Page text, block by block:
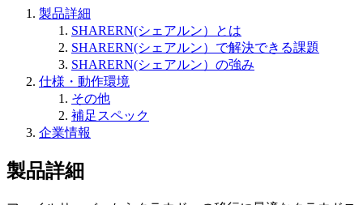
製品詳細
SHARERN(シェアルン）とは
SHARERN(シェアルン）で解決できる課題
SHARERN(シェアルン）の強み
仕様・動作環境
その他
補足スペック
企業情報
製品詳細